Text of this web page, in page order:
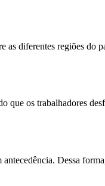
diferentes regiões do
os trabalhadores
Dessa